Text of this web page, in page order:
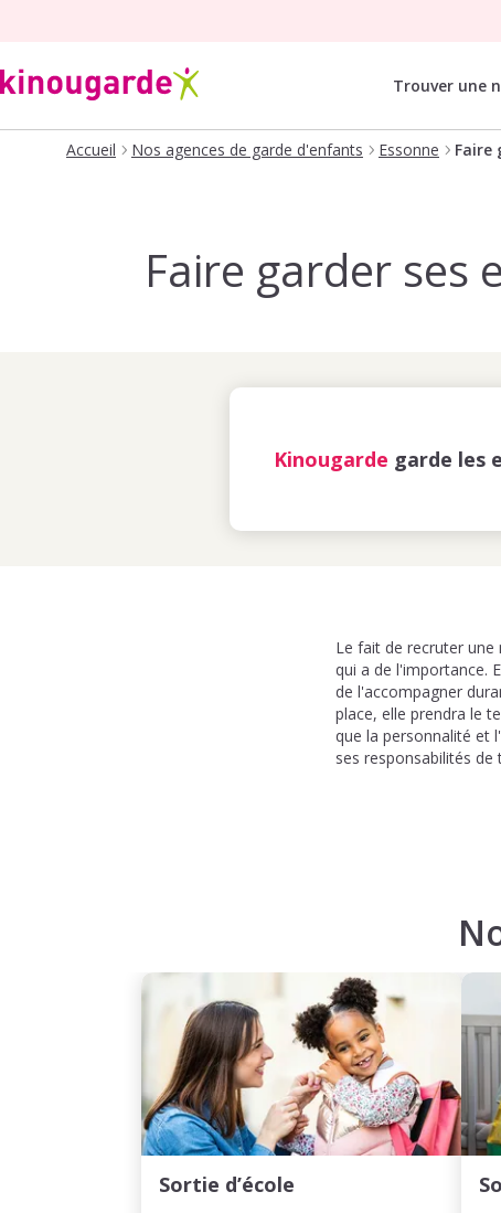
Trouver une
Accueil Nos agences de garde d'enfants Essonne Faire
Faire garder ses
Kinougarde garde les
Le fait de recruter une
qui a de l'importance.
de l'accompagner
place, elle prendra le
que la personnalité et
ses responsabilités de
Sortie d’école